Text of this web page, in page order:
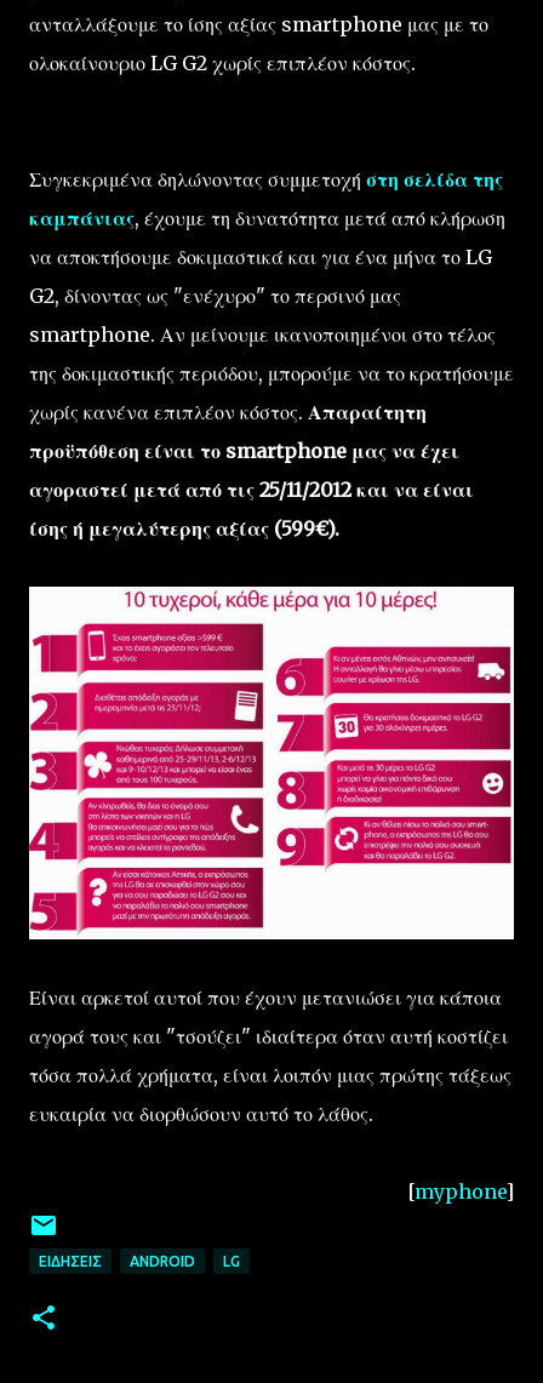
ανταλλάξουμε το ίσης αξίας smartphone μας με το
ολοκαίνουριο LG G2 χωρίς επιπλέον κόστος.
Συγκεκριμένα δηλώνοντας συμμετοχή στη σελίδα της
καμπάνιας, έχουμε τη δυνατότητα μετά από κλήρωση
να αποκτήσουμε δοκιμαστικά και για ένα μήνα το LG
G2, δίνοντας ως "ενέχυρο" το περσινό μας
smartphone. Αν μείνουμε ικανοποιημένοι στο τέλος
της δοκιμαστικής περιόδου, μπορούμε να το κρατήσουμε
χωρίς κανένα επιπλέον κόστος. Απαραίτητη
προϋπόθεση είναι το smartphone μας να έχει
αγοραστεί μετά από τις 25/11/2012 και να είναι
ίσης ή μεγαλύτερης αξίας (599€).
Είναι αρκετοί αυτοί που έχουν μετανιώσει για κάποια
αγορά τους και "τσούζει" ιδιαίτερα όταν αυτή κοστίζει
τόσα πολλά χρήματα, είναι λοιπόν μιας πρώτης τάξεως
ευκαιρία να διορθώσουν αυτό το λάθος.
[myphone]
ΕΙΔΉΣΕΙΣ ANDROID LG